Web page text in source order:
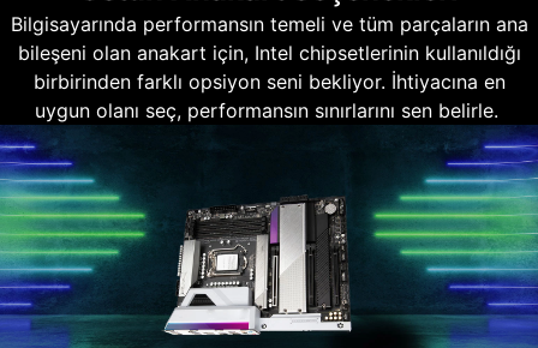
Bilgisayarında performansın temeli ve tüm parçaların ana
bileşeni olan anakart için, Intel chipsetlerinin kullanıldığı
birbirinden farklı opsiyon seni bekliyor. İhtiyacına en
uygun olanı seç, performansın sınırlarını sen belirle.